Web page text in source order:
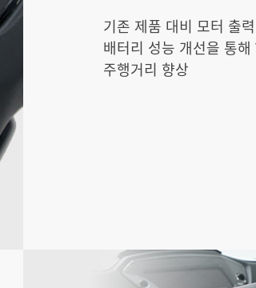
기존 제품 대비 모터 출
배터리 성능 개선을 통해
주행거리 향상